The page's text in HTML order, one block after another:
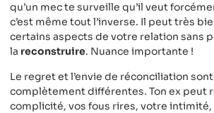
qu’un mec te surveille qu’il veut
c’est même tout l’inverse. Il peut très
certains aspects de votre relation sans
la reconstruire. Nuance importante !
Le regret et l’envie de réconciliation
complètement différentes. Ton ex peut
complicité, vos fous rires, votre